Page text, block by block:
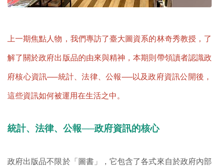
上一期焦點人物，我們專訪了臺大圖資系的林奇秀教授，了
解了關於政府出版品的由來與精神，本期則帶領讀者認識政
府核心資訊──統計、法律、公報──以及政府資訊公開後，
這些資訊如何被運用在生活之中。
統計、法律、公報──政府資訊的核心
政府出版品不限於「圖書」，它包含了各式來自於政府內部